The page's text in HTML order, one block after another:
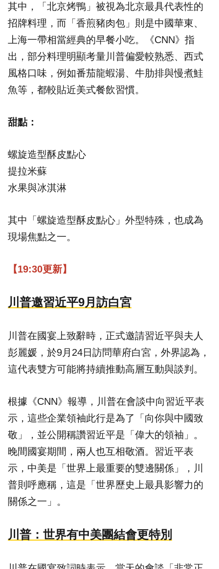
其中，「北京烤鴨」被視為北京最具代表性的
招牌料理，而「香煎豬肉包」則是中國華東、
上海一帶相當經典的早餐小吃。《CNN》指
出，部分料理明顯考量川普偏愛較熟悉、西式
風格口味，例如番茄龍蝦湯、牛肋排與慢煮鮭
魚等，都較貼近美式餐飲習慣。
甜點：
螺旋造型酥皮點心
提拉米蘇
水果與冰淇淋
其中「螺旋造型酥皮點心」外型特殊，也成為
現場焦點之一。
【19:30更新】
川普邀習近平9月訪白宮
川普在國宴上致辭時，正式邀請習近平與夫人
彭麗媛，於9月24日訪問華府白宮，外界認為，
這代表雙方可能將持續推動高層互動與談判。
根據《CNN》報導，川普在會談中向習近平表
示，這些企業領袖此行是為了「向你與中國致
敬」，並公開稱讚習近平是「偉大的領袖」。
晚間國宴期間，兩人也互相敬酒。習近平表
示，中美是「世界上最重要的雙邊關係」，川
普則呼應稱，這是「世界歷史上最具影響力的
關係之一」。
川普：世界有中美團結會更特別